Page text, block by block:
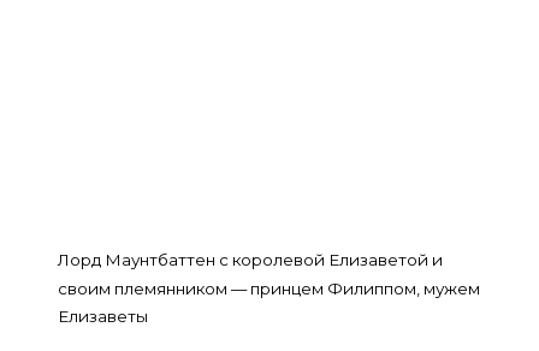
Лорд Маунтбаттен с королевой Елизаветой и
своим племянником — принцем Филиппом, мужем
Елизаветы